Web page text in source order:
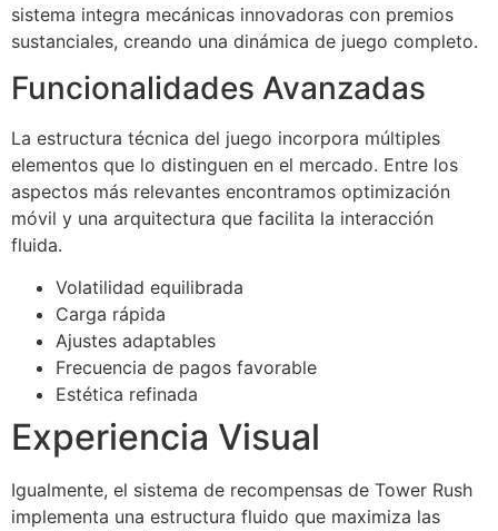
sistema integra mecánicas innovadoras con premios
sustanciales, creando una dinámica de juego completo.
Funcionalidades Avanzadas
La estructura técnica del juego incorpora múltiples
elementos que lo distinguen en el mercado. Entre los
aspectos más relevantes encontramos optimización
móvil y una arquitectura que facilita la interacción
fluida.
Volatilidad equilibrada
Carga rápida
Ajustes adaptables
Frecuencia de pagos favorable
Estética refinada
Experiencia Visual
Igualmente, el sistema de recompensas de Tower Rush
implementa una estructura fluido que maximiza las